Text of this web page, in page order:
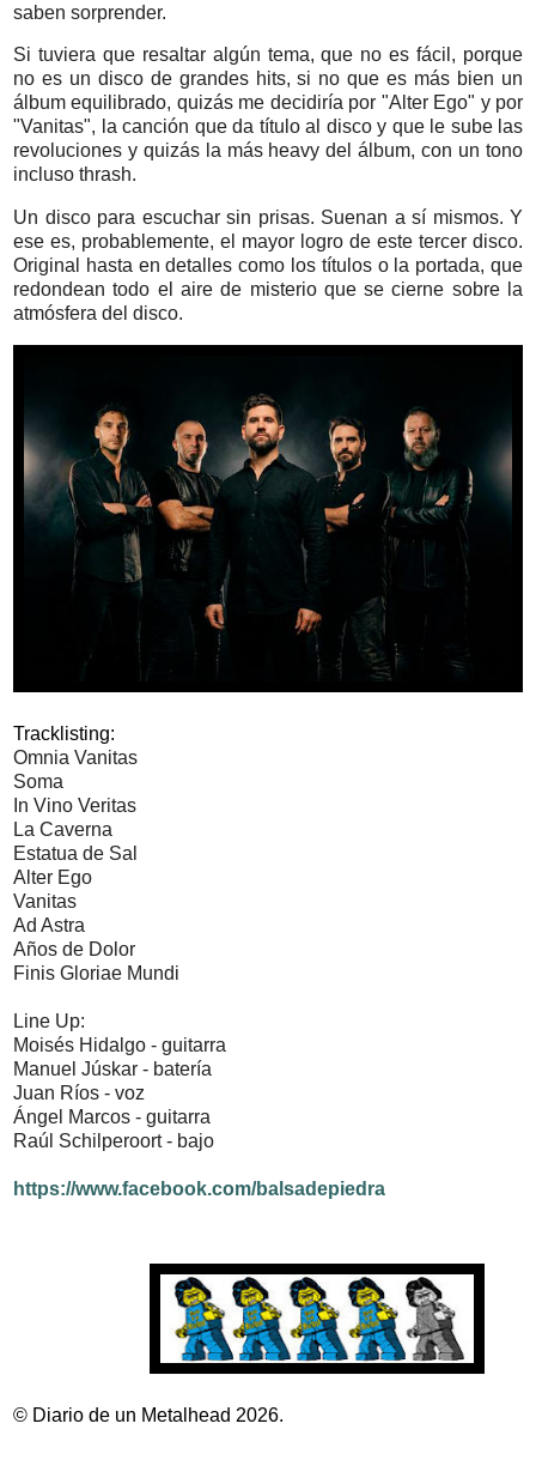
saben sorprender.
Si tuviera que resaltar algún tema, que no es fácil, porque
no es un disco de grandes hits, si no que es más bien un
álbum equilibrado, quizás me decidiría por "Alter Ego" y por
"Vanitas", la canción que da título al disco y que le sube las
revoluciones y quizás la más heavy del álbum, con un tono
incluso thrash.
Un disco para escuchar sin prisas. Suenan a sí mismos. Y
ese es, probablemente, el mayor logro de este tercer disco.
Original hasta en detalles como los títulos o la portada, que
redondean todo el aire de misterio que se cierne sobre la
atmósfera del disco.
Tracklisting:
Omnia Vanitas
Soma
In Vino Veritas
La Caverna
Estatua de Sal
Alter Ego
Vanitas
Ad Astra
Años de Dolor
Finis Gloriae Mundi
Line Up:
Moisés Hidalgo - guitarra
Manuel Júskar - batería
Juan Ríos - voz
Ángel Marcos - guitarra
Raúl Schilperoort - bajo
https://www.facebook.com/balsadepiedra
© Diario de un Metalhead 2026.